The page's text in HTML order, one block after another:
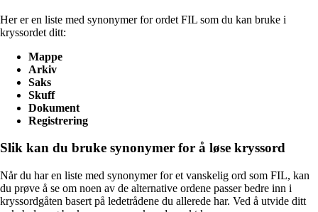
Her er en liste med synonymer for ordet FIL som du kan bruke i
kryssordet ditt:
Mappe
Arkiv
Saks
Skuff
Dokument
Registrering
Slik kan du bruke synonymer for å løse kryssord
Når du har en liste med synonymer for et vanskelig ord som FIL, kan
du prøve å se om noen av de alternative ordene passer bedre inn i
kryssordgåten basert på ledetrådene du allerede har. Ved å utvide ditt